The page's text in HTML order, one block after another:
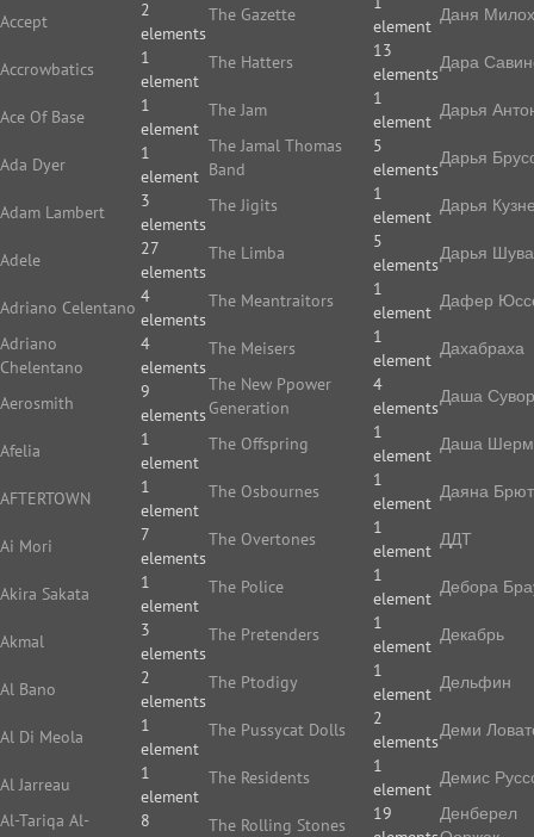
Accept
2
elements
Accrowbatics
1
element
Ace Of Base
1
element
Ada Dyer
1
element
Adam Lambert
3
elements
Adele
27
elements
Adriano Celentano
4
elements
Adriano
Chelentano
4
elements
Aerosmith
9
elements
Afelia
1
element
AFTERTOWN
1
element
Ai Mori
7
elements
Akira Sakata
1
element
Akmal
3
elements
Al Bano
2
elements
Al Di Meola
1
element
Al Jarreau
1
element
Al-Tariqa Al-
8
The Gazette
element
The Hatters
13
elements
The Jam
1
element
The Jamal Thomas
Band
5
elements
The Jigits
1
element
The Limba
5
elements
The Meantraitors
1
element
The Meisers
1
element
The New Ppower
Generation
4
elements
The Offspring
1
element
The Osbournes
1
element
The Overtones
1
element
The Police
1
element
The Pretenders
1
element
The Ptodigy
1
element
The Pussycat Dolls
2
elements
The Residents
1
element
The Rolling Stones
19
Даня
Дара
Дарья
Дарья
Дарья
Дарья
Дафер
Дахабраха
Даша
Даша
Даяна Брют
ДДТ
Дебора
Декабрь
Дельфин
Деми
Демис
Денберел